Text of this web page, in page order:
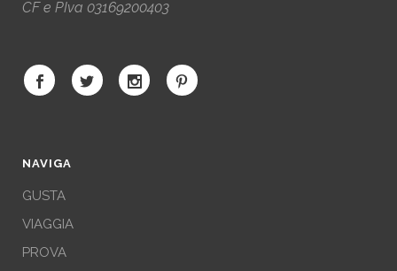
CF e PIva 03169200403
NAVIGA
GUSTA
VIAGGIA
PROVA